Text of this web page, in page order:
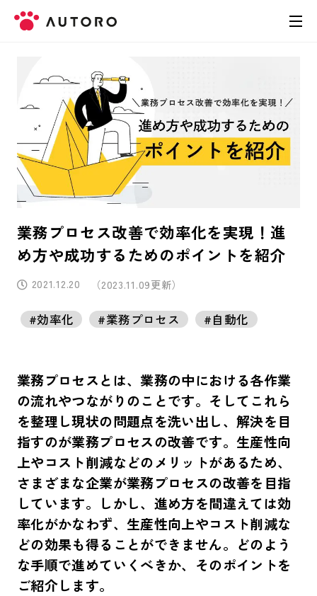
料金
導入事例
お役立ち資料
お問い合わせ
業務プロセス改善で効率化を実現！進
め方や成功するためのポイントを紹介
2021.12.20 （2023.11.09更新）
#効率化 #業務プロセス #自動化
業務プロセスとは、業務の中における各作業
の流れやつながりのことです。そしてこれら
を整理し現状の問題点を洗い出し、解決を目
指すのが業務プロセスの改善です。生産性向
上やコスト削減などのメリットがあるため、
さまざまな企業が業務プロセスの改善を目指
しています。しかし、進め方を間違えては効
率化がかなわず、生産性向上やコスト削減な
どの効果も得ることができません。どのよう
な手順で進めていくべきか、そのポイントを
ご紹介します。